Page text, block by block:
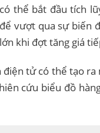
thể bắt đầu tích
vượt qua sự biến
khi đợt tăng giá
điện tử có thể tạo
cứu biểu đồ